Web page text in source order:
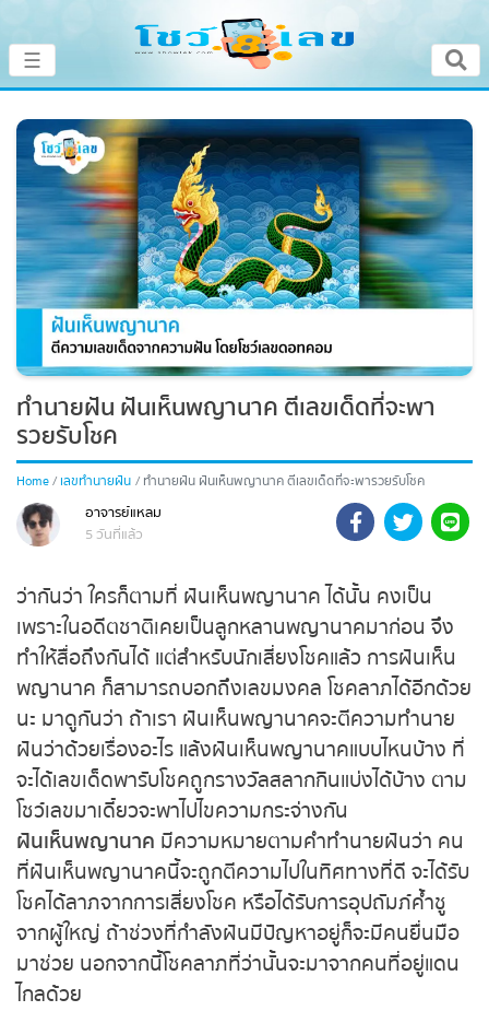
หน้าหลัก
โชว์เลขเด็ดประจำวัน
โชว์เลขหวยดัง
โชว์ผลหวย
เลขทำนายฝัน
โชว์สถิติหวย
หวยสด
ถ่ายทอดสดหวยรัฐบาลไทย
ถ่ายทอดสดหวยออมสิน
ถ่ายทอดสดหวยธกส.
ถ่ายทอดสดหวยลาว
ถ่ายทอดสดหวยลาว ซุปเปอร์
ถ่ายทอดสดหวยฮานอย
ถ่ายทอดสดหวยฮานอยพิเศษ
ถ่ายทอดสดหวยมาเลย์
ถ่ายทอดสดหวยญีปุ่น
×
☰
ทำนายฝัน ฝันเห็นพญานาค ตีเลขเด็ดที่จะพา
รวยรับโชค
Home เลขทำนายฝัน ทำนายฝัน ฝันเห็นพญานาค ตีเลขเด็ดที่จะพารวยรับโชค
อาจารย์แหลม
5 วันที่แล้ว
ว่ากันว่า ใครก็ตามที่ ฝันเห็นพญานาค ได้นั้น คงเป็น
เพราะในอดีตชาติเคยเป็นลูกหลานพญานาคมาก่อน จึง
ทำให้สื่อถึงกันได้ แต่สำหรับนักเสี่ยงโชคแล้ว การฝันเห็น
พญานาค ก็สามารถบอกถึงเลขมงคล โชคลาภได้อีก
ด้วยนะ มาดูกันว่า ถ้าเรา ฝันเห็นพญานาคจะตีความ
ทำนายฝันว่าด้วยเรื่องอะไร แล้งฝันเห็นพญานาคแบบ
ไหนบ้าง ที่จะได้เลขเด็ดพารับโชคถูกรางวัลสลากกินแบ่ง
ได้บ้าง ตามโชว์เลขมาเดี๋ยวจะพาไปไขความกระจ่างกัน
ฝันเห็นพญานาค มีความหมายตามคำทำนายฝันว่า
คนที่ฝันเห็นพญานาคนี้จะถูกตีความไปในทิศทางที่ดี จะ
ได้รับโชคได้ลาภจากการเสี่ยงโชค หรือได้รับการอุปถัมภ์
ค้ำชูจากผู้ใหญ่ ถ้าช่วงที่กำลังฝันมีปัญหาอยู่ก็จะมีคน
ยื่นมือมาช่วย นอกจากนี้โชคลาภที่ว่านั้นจะมาจากคนที่
อยู่แดนไกลด้วย